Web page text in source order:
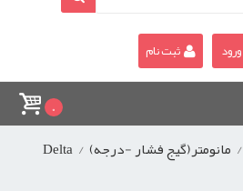
ورود ثبت نام
0
/ مانومتر(گیج فشار -درجه) /
Delta